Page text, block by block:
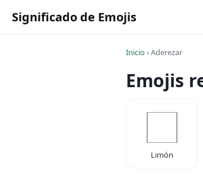
Significado de Emojis
Inicio›Aderezar
Emojis
Limón